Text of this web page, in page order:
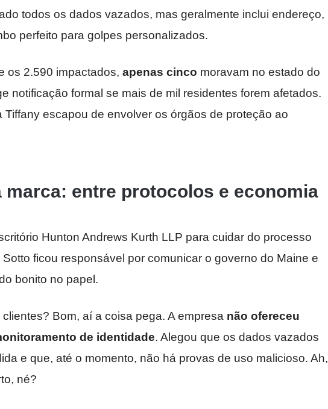
todos os dados vazados, mas geralmente inclui endereço,
perfeito para golpes personalizados.
os 2.590 impactados, apenas cinco moravam no estado do
notificação formal se mais de mil residentes forem afetados.
Tiffany escapou de envolver os órgãos de proteção ao
marca: entre protocolos e economia
Hunton Andrews Kurth LLP para cuidar do processo
Sotto ficou responsável por comunicar o governo do Maine e
bonito no papel.
Bom, aí a coisa pega. A empresa não ofereceu
de identidade. Alegou que os dados vazados
e que, até o momento, não há provas de uso malicioso. Ah,
né?